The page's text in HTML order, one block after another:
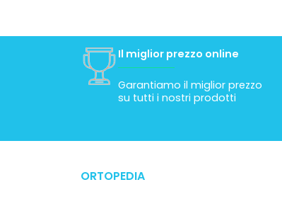
Il miglior prezzo online
Garantiamo il miglior prezzo
su tutti i nostri prodotti
ORTOPEDIA